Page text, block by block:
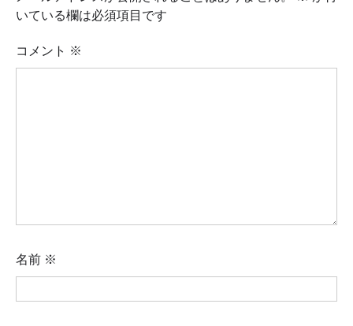
いている欄は必須項目です
コメント ※
名前 ※